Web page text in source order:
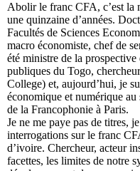
Abolir le franc CFA, c’est la
une quinzaine d’années.
Facultés de Sciences
macro économiste, chef de
été ministre de la
publiques du Togo,
College) et, aujourd’hui, je
économique et numérique
de la Francophonie à Paris.
Je ne me paye pas de titres,
interrogations sur le franc
d’ivoire. Chercheur, acteur
facettes, les limites de notre